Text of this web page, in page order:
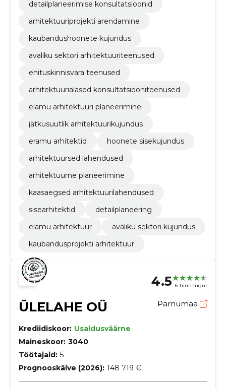
detailplaneerimise konsultatsioonid
arhitektuuriprojekti arendamine
kaubandushoonete kujundus
avaliku sektori arhitektuuriteenused
ehituskinnisvara teenused
arhitektuurialased konsultatsiooniteenused
elamu arhitektuuri planeerimine
jätkusuutlik arhitektuurikujundus
eramu arhitektid
hoonete sisekujundus
arhitektuursed lahendused
arhitektuurne planeerimine
kaasaegsed arhitektuurilahendused
sisearhitektid
detailplaneering
elamu arhitektuur
avaliku sektori kujundus
kaubandusprojekti arhitektuur
4.5 6 hinnangut
ÜLELAHE OÜ Pärnumaa
Krediidiskoor: Usaldusväärne
Maineskoor: 3040
Töötajaid: 5
Prognooskäive (2026): 148 719 €